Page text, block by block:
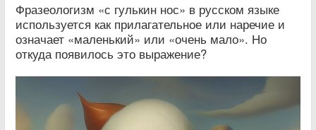
Фразеологизм «с гулькин нос» в русском языке
используется как прилагательное или наречие и
означает «маленький» или «очень мало». Но
откуда появилось это выражение?